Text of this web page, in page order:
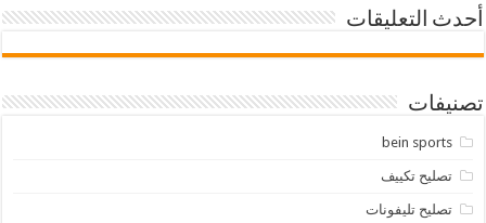
أحدث التعليقات
تصنيفات
bein sports
تصليح تكييف
تصليح تليفونات